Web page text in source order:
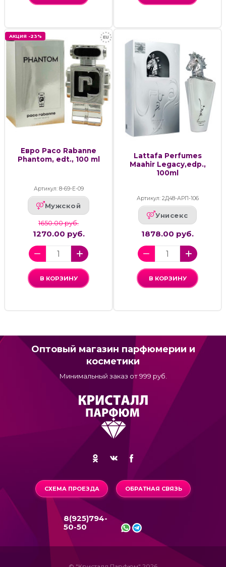
АКЦИЯ -23%
Евро Paco Rabanne
Phantom, edt., 100 ml
Артикул: 8-69-Е-09
Мужской
1650.00 руб.
1270.00 руб.
В КОРЗИНУ
Lattafa Perfumes
Maahir Legacy,edp.,
100ml
Артикул: 2Д48-АРП-106
Унисекс
1878.00 руб.
В КОРЗИНУ
Оптовый магазин парфюмерии и
косметики
Минимальный заказ от 999 руб.
СХЕМА ПРОЕЗДА ОБРАТНАЯ СВЯЗЬ
8(925)794-
50-50